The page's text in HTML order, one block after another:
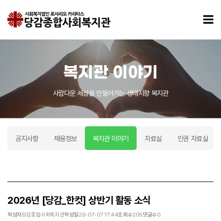
복지관 이야기
사람다운 세상을 만들어가는 생태지향 복지관
공지사항 채용정보 복지관 이야기 자료실 인권 자료실
2026년 [당감_한컷] 상반기 활동 소식
작성자당감종합사회복지관작성일26-07-07 17:44조회수205댓글수0